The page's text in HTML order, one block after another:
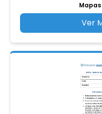
Ver